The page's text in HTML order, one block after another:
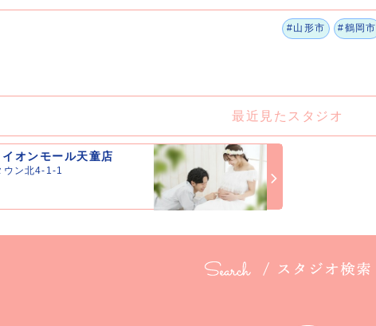
#山形市 #鶴岡市
最近見たスタジオ
オンモール天童店
ウン北4-1-1